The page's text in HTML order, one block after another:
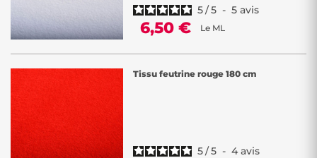
5/5 - 5 avis
6,50 € Le ML
Tissu feutrine rouge 180 cm
5/5 - 4 avis